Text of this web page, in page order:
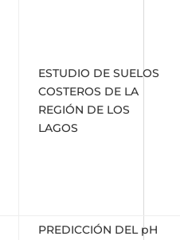
ESTUDIO DE SUELOS
COSTEROS DE LA
REGIÓN DE LOS
LAGOS
PREDICCIÓN DEL pH